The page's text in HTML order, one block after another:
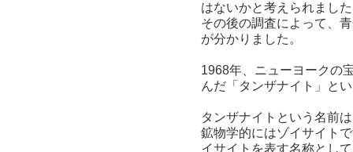
はないかと考えられまし
その後の調査によって、
が分かりました。
1968年、ニューヨークの
んだ「タンザナイト」と
タンザナイトという名前
鉱物学的にはゾイサイト
イサイトを表す名称とし